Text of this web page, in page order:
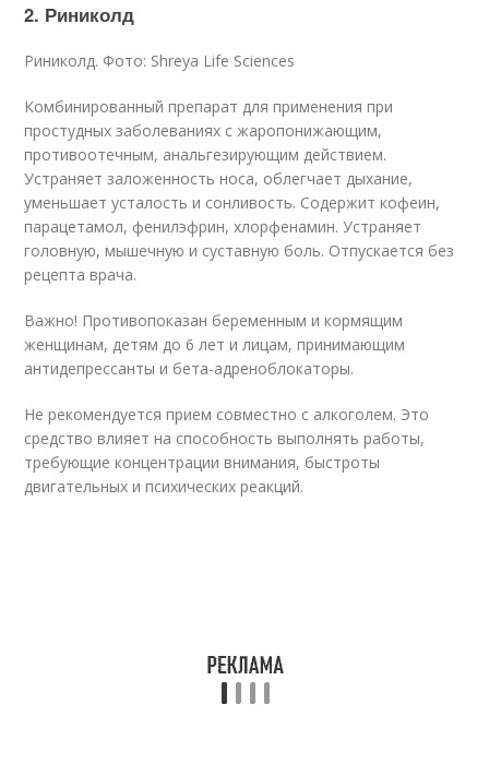
2. Риниколд
Риниколд. Фото: Shreya Life Sciences
Комбинированный препарат для применения при
простудных заболеваниях с жаропонижающим,
противоотечным, анальгезирующим действием.
Устраняет заложенность носа, облегчает дыхание,
уменьшает усталость и сонливость. Содержит кофеин,
парацетамол, фенилэфрин, хлорфенамин. Устраняет
головную, мышечную и суставную боль. Отпускается без
рецепта врача.
Важно! Противопоказан беременным и кормящим
женщинам, детям до 6 лет и лицам, принимающим
антидепрессанты и бета-адреноблокаторы.
Не рекомендуется прием совместно с алкоголем. Это
средство влияет на способность выполнять работы,
требующие концентрации внимания, быстроты
двигательных и психических реакций.